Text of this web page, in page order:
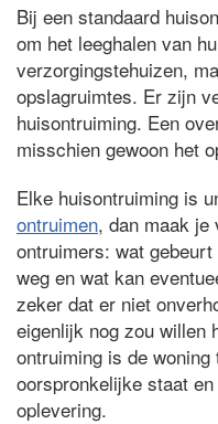
Bij een standaard
om het leeghalen van
verzorgingstehuizen,
opslagruimtes. Er zijn
huisontruiming. Een
misschien gewoon het
Elke huisontruiming is
ontruimen, dan maak je
ontruimers: wat
weg en wat kan
zeker dat er niet
eigenlijk nog zou willen
ontruiming is de
oorspronkelijke staat
oplevering.